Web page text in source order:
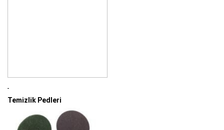
Temizlik Pedleri